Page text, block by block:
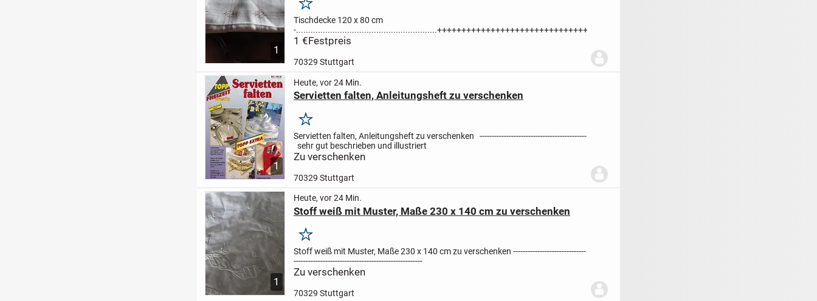
1
Merken
Tischdecke 120 x 80 cm
-..........................................................+++++++++++++++++++++++++++++++++++++++
1 €Festpreis
70329 Stuttgart
1
Heute, vor 24 Min.
Servietten falten, Anleitungsheft zu verschenken
Merken
Servietten falten, Anleitungsheft zu verschenken
--------------------------------------------
sehr gut beschrieben und illustriert
Zu verschenken
70329 Stuttgart
1
Heute, vor 24 Min.
Stoff weiß mit Muster, Maße 230 x 140 cm zu verschenken
Merken
Stoff weiß mit Muster, Maße 230 x 140 cm zu verschenken ------------------------------
-----------------------------------------------------
Zu verschenken
70329 Stuttgart